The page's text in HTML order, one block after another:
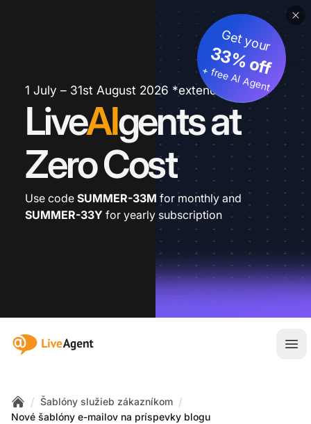
1 July – 31st August 2026 *extended
LiveAIgents at
Zero Cost
Get your
33% off
+ free AI Agent
Use code SUMMER-33M for monthly and
SUMMER-33Y for yearly subscription
:site.title
Home
/ Šablóny služieb zákazníkom /
Nové šablóny e-mailov na príspevky blogu